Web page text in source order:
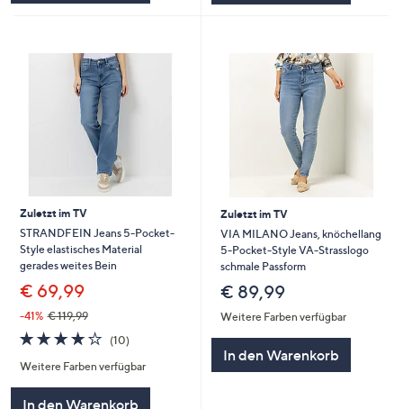
Zuletzt im TV
STRANDFEIN Jeans 5-Pocket-
Style elastisches Material
gerades weites Bein
€ 69,99
-41% € 119,99
4.2
von
5
(10)10
Weitere Farben verfügbar
In den Warenkorb
Zuletzt im TV
VIA MILANO Jeans, knöchellang
5-Pocket-Style VA-Strasslogo
schmale Passform
€ 89,99
Weitere Farben verfügbar
In den Warenkorb